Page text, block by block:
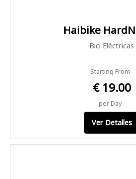
Haibike
Bici Eléctricas
Starting From
€ 19.00
per Day
Ver Detalles